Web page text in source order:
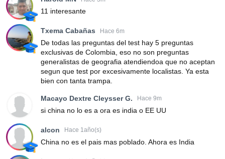
11 interesante
Txema Cabañas Hace 6m
De todas las preguntas del test hay 5 preguntas
exclusivas de Colombia, eso no son preguntas
generalistas de geografia atendiendoa que no aceptan
segun que test por excesivamente localistas. Ya esta
bien con tanta trampa.
Macayo Dextre Cleysser G. Hace 9m
si china no lo es a ora es india o EE UU
alcon Hace 1año(s)
China no es el pais mas poblado. Ahora es India